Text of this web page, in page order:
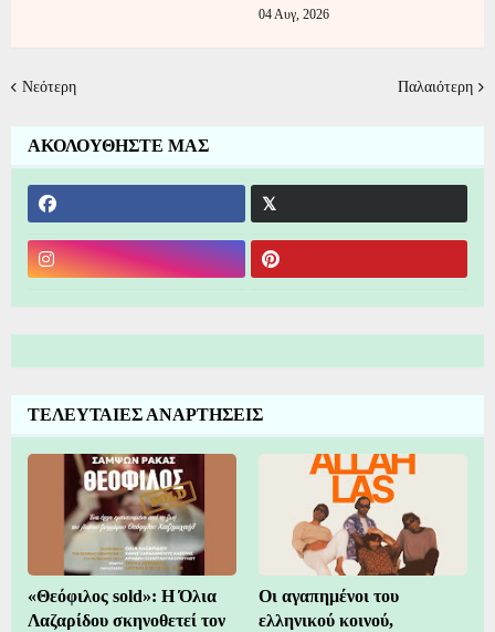
04 Αυγ, 2026
Νεότερη Παλαιότερη
ΑΚΟΛΟΥΘΗΣΤΕ ΜΑΣ
ΤΕΛΕΥΤΑΙΕΣ ΑΝΑΡΤΗΣΕΙΣ
«Θεόφιλος sold»: Η Όλια
Λαζαρίδου σκηνοθετεί τον
Οι αγαπημένοι του
ελληνικού κοινού,